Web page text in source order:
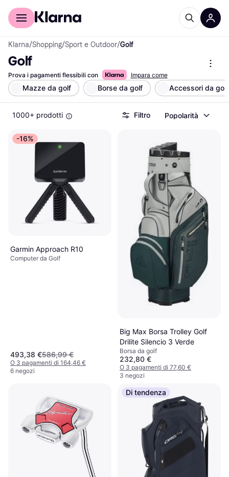
Per il tuo shopping
Klarna/Shopping/Sport e Outdoor/Golf
Golf
Prova i pagamenti flessibili con Impara come
Mazze da golf Borse da golf Accessori da golf
1000+ prodotti Filtro Popolarità
-16%
Garmin Approach R10
Computer da Golf
493,38 €586,99 €
O 3 pagamenti di 164,46 €
6 negozi
Big Max Borsa Trolley Golf
Drilite Silencio 3 Verde
Borsa da golf
232,80 €
O 3 pagamenti di 77,60 €
3 negozi
Di tendenza